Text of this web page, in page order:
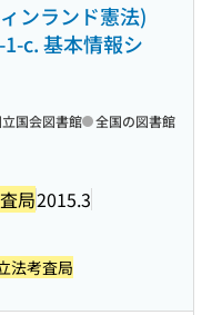
ンランド憲法)
c. 基本情報シ
局2015.3
立国会図書館 全国の図書館
法考査局